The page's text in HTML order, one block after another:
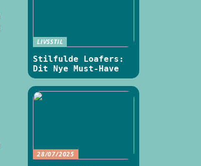
LIVSSTIL
Stilfulde Loafers:
Dit Nye Must-Have
28/07/2025